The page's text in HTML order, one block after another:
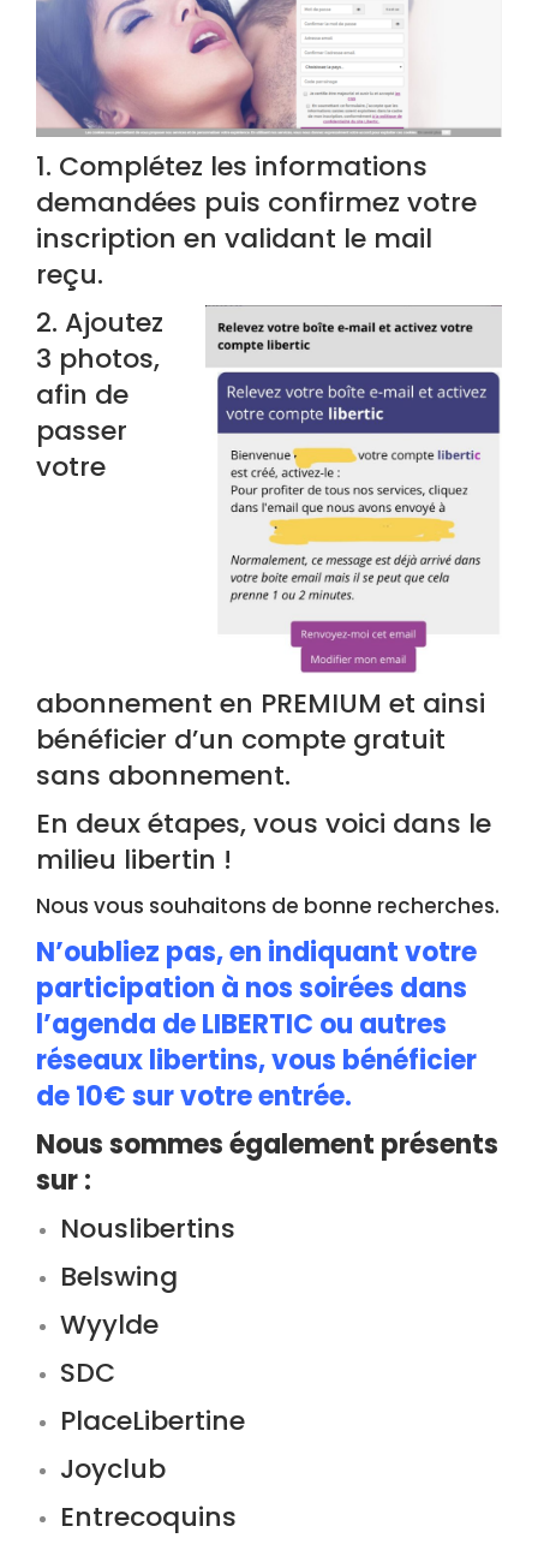
1. Complétez les informations
demandées puis confirmez votre
inscription en validant le mail
reçu.
2. Ajoutez
3 photos,
afin de
passer
votre
abonnement en PREMIUM et ainsi
bénéficier d’un compte gratuit
sans abonnement.
En deux étapes, vous voici dans le
milieu libertin !
Nous vous souhaitons de bonne recherches.
N’oubliez pas, en indiquant votre
participation à nos soirées dans
l’agenda de LIBERTIC ou autres
réseaux libertins, vous bénéficier
de 10€ sur votre entrée.
Nous sommes également présents
sur :
Nouslibertins
Belswing
Wyylde
SDC
PlaceLibertine
Joyclub
Entrecoquins